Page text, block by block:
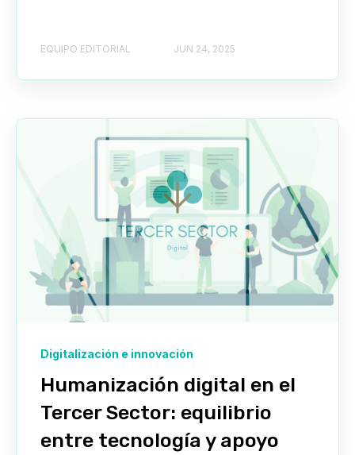
EQUIPO EDITORIAL JUN 24, 2025
Digitalización e innovación
Humanización digital en el
Tercer Sector: equilibrio
entre tecnología y apoyo